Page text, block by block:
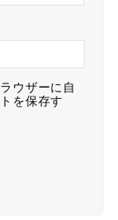
ウザーに自
を保存す